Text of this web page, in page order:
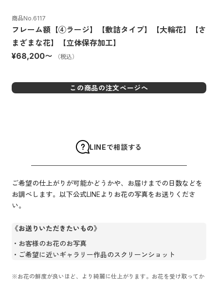
商品No.6117
フレーム額【④ラージ】【敷詰タイプ】【大輪花】【さ
まざまな花】【立体保存加工】
¥68,200〜 （税込）
この商品の注文ページへ
LINEで相談する
ご希望の仕上がりが可能かどうかや、お届けまでの日数などを
お調べします。以下公式LINEよりお花の写真をお送りくださ
い。
《お送りいただきたいもの》
お客様のお花のお写真
ご希望に近いギャラリー作品のスクリーンショット
※お花の鮮度が良いほど、より綺麗に仕上がります。お花を受け取ってか